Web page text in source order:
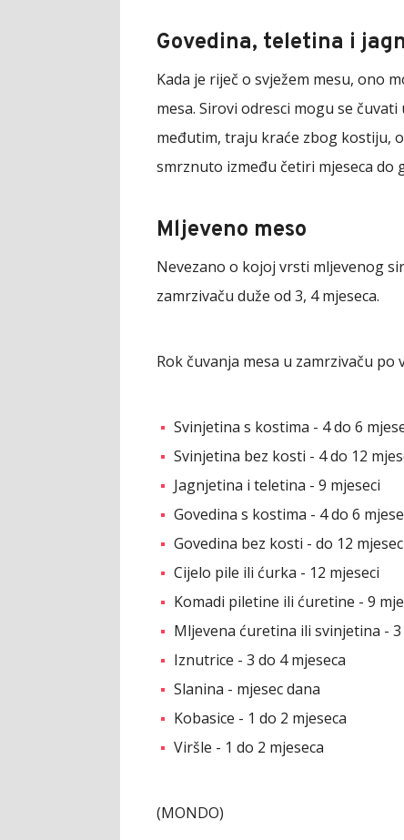
Govedina, teletina i
Kada je riječ o svježem mesu, ono
mesa. Sirovi odresci mogu se čuvati
međutim, traju kraće zbog kostiju,
smrznuto između četiri mjeseca do
Mljeveno meso
Nevezano o kojoj vrsti mljevenog
zamrzivaču duže od 3, 4 mjeseca.
Rok čuvanja mesa u zamrzivaču po
Svinjetina s kostima - 4 do 6
Svinjetina bez kosti - 4 do 12
Jagnjetina i teletina - 9 mjeseci
Govedina s kostima - 4 do 6
Govedina bez kosti - do 12
Cijelo pile ili ćurka - 12 mjeseci
Komadi piletine ili ćuretine - 9
Mljevena ćuretina ili svinjetina - 3
Iznutrice - 3 do 4 mjeseca
Slanina - mjesec dana
Kobasice - 1 do 2 mjeseca
Viršle - 1 do 2 mjeseca
(MONDO)